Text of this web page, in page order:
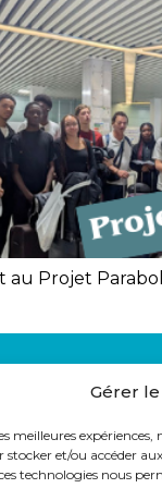
Gérer
meilleures expériences,
stocker et/ou accéder
technologies nous
Projet
Eduka
Pronote
Webmail
Parcoursup